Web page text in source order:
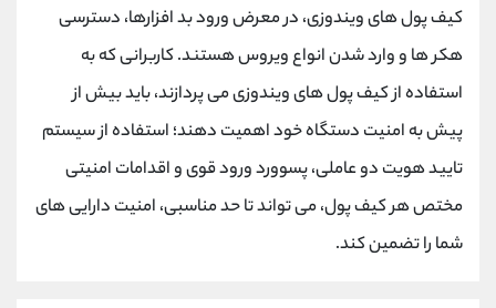
کیف پول های ویندوزی، در معرض ورود بد افزارها، دسترسی
هکر ها و وارد شدن انواع ویروس هستند. کاربرانی که به
استفاده از کیف پول های ویندوزی می پردازند، باید بیش از
پیش به امنیت دستگاه خود اهمیت دهند؛ استفاده از سیستم
تایید هویت دو عاملی، پسوورد ورود قوی و اقدامات امنیتی
مختص هر کیف پول، می تواند تا حد مناسبی، امنیت دارایی های
شما را تضمین کند.